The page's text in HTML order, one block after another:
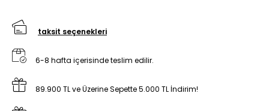
taksit seçenekleri
6-8 hafta içerisinde teslim edilir.
89.900 TL ve Üzerine Sepette 5.000 TL İndirim!